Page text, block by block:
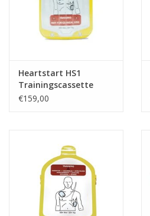
Heartstart HS1
Trainingscassette
€159,00